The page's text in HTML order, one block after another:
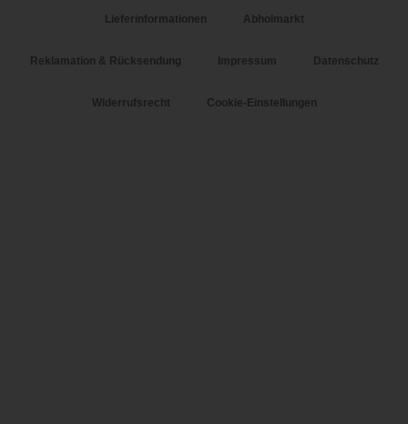
Lieferinformationen Abholmarkt
Reklamation & Rücksendung Impressum Datenschutz
Widerrufsrecht Cookie-Einstellungen